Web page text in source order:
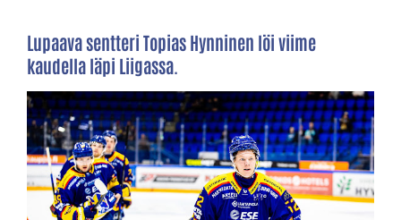
Lupaava sentteri Topias Hynninen löi viime
kaudella läpi Liigassa.